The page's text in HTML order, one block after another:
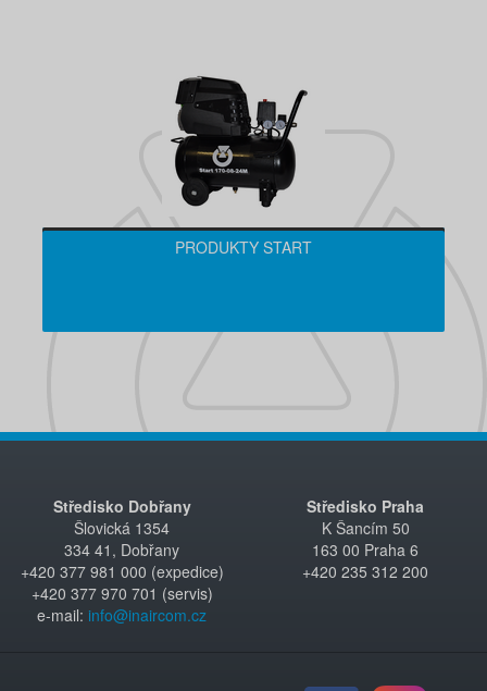
PRODUKTY START
Středisko Dobřany
Šlovická 1354
334 41, Dobřany
+420 377 981 000 (expedice)
+420 377 970 701 (servis)
e-mail: info@inaircom.cz
Středisko Praha
K Šancím 50
163 00 Praha 6
+420 235 312 200